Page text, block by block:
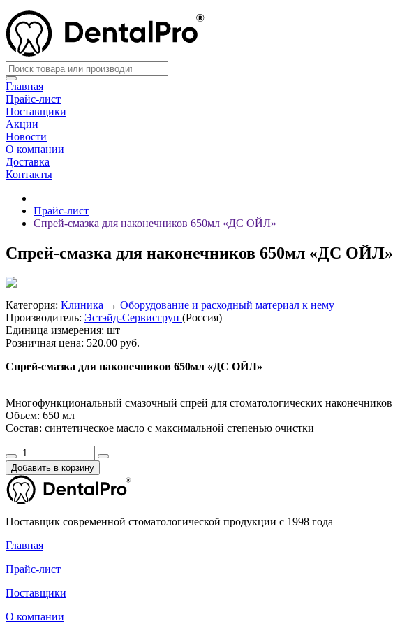
Главная
Прайс-лист
Поставщики
Акции
Новости
О компании
Доставка
Контакты
Прайс-лист
Спрей-смазка для наконечников 650мл «ДС ОЙЛ»
Спрей-смазка для наконечников 650мл «ДС ОЙЛ»
Категория: Клиника → Оборудование и расходный материал к нему
Производитель: Эстэйд-Сервисгруп (Россия)
Единица измерения: шт
Розничная цена: 520.00 руб.
Спрей-смазка для наконечников 650мл «ДС ОЙЛ»
Многофункциональный смазочный спрей для стоматологических наконечников
Объем: 650 мл
Состав: синтетическое масло с максимальной степенью очистки
Добавить в корзину
Поставщик современной стоматологической продукции с 1998 года
Главная
Прайс-лист
Поставщики
О компании